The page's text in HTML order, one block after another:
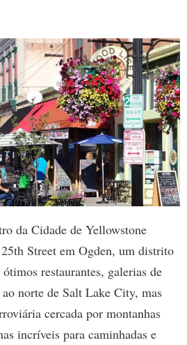
da Cidade de Yellowstone
Street em Ogden, um distrito
restaurantes, galerias de
norte de Salt Lake City, mas
cercada por montanhas
incríveis para caminhadas e